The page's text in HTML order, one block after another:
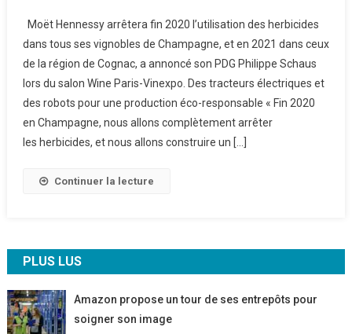
Hennessy :
Vers
L’arrêt
De
L’utilisation
Des
Herbicides
Moët Hennessy arrêtera fin 2020 l’utilisation des herbicides
dans tous ses vignobles de Champagne, et en 2021 dans ceux
de la région de Cognac, a annoncé son PDG Philippe Schaus
lors du salon Wine Paris-Vinexpo. Des tracteurs électriques et
des robots pour une production éco-responsable « Fin 2020
en Champagne, nous allons complètement arrêter
les herbicides, et nous allons construire un […]
Continuer la lecture
PLUS LUS
Amazon propose un tour de ses entrepôts pour
soigner son image